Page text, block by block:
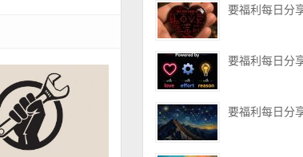
要福利每日分
要福利每日分
要福利每日分